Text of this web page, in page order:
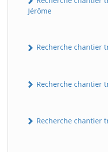
Jérôme
Recherche chantier
Recherche chantier
Recherche chantier